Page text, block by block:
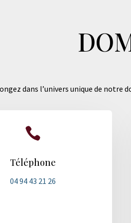
dans l’univers unique de notre

Téléphone
04 94 43 21 26